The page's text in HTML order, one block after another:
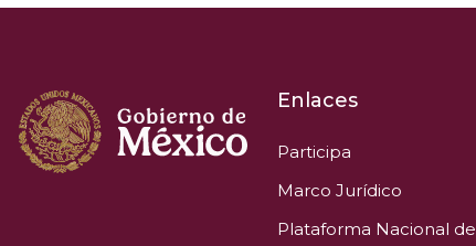
Enlaces
Participa
Marco Jurídico
Plataforma Nacional de